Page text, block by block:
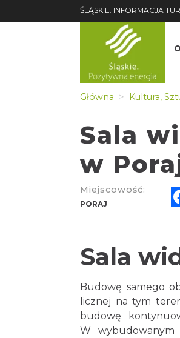
ŚLĄSKIE. INFORMACJA
Główna Kultura,
Sala
w
Miejscowość:
PORAJ
Sala
Budowę samego
licznej na tym
budowę
W wybudowanym